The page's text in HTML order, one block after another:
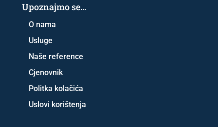
Upoznajmo se…
O nama
Usluge
Naše reference
Cjenovnik
Politka kolačića
Uslovi korištenja